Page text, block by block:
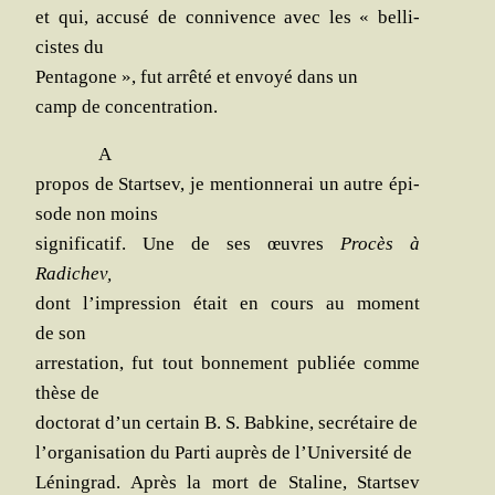
et qui, accu­sé de conni­vence avec les « bel­li­
cistes du
Penta­gone », fut arrê­té et envoyé dans un
camp de concentration.
A
pro­pos de Start­sev, je men­tion­ne­rai un autre épi­
sode non moins
signi­fi­ca­tif. Une de ses œuvresPro­cès à
Radichev,
dont l’impression était en cours au moment
de son
arres­ta­tion, fut tout bon­ne­ment publiée comme
thèse de
doc­to­rat d’un cer­tain B. S. Bab­kine, secré­taire de
l’organisation du Par­ti auprès de l’Université de
Lénin­grad. Après la mort de Sta­line, Start­sev